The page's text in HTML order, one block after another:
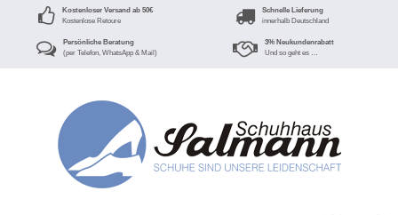
Kostenloser Versand ab 50€
Kostenlose Retoure
Schnelle Lieferung
innerhalb Deutschland
Persönliche Beratung
(per Telefon, WhatsApp & Mail)
3% Neukundenrabatt
Und so geht es …